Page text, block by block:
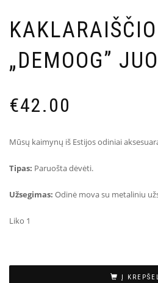
„DEMOOG”
€42.00
Mūsų kaimynų iš Estijos odiniai
Tipas: Paruošta dėvėti.
Užsegimas: Odinė mova su metaliniu
Liko 1
Į